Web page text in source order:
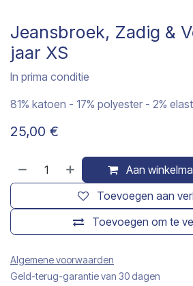
Jeansbroek, Zadig &
jaar XS
In prima conditie
81% katoen - 17% polyester - 2%
25,00 €
Aan
Toevoegen om te
Toevoegen aan
Algemene voorwaarden
Geld-terug-garantie van 30 dagen